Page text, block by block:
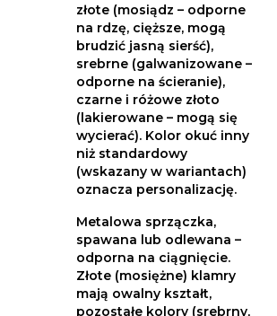
złote (mosiądz – odporne
na rdzę, cięższe, mogą
brudzić jasną sierść),
srebrne (galwanizowane –
odporne na ścieranie),
czarne i różowe złoto
(lakierowane – mogą się
wycierać). Kolor okuć inny
niż standardowy
(wskazany w wariantach)
oznacza personalizację.
Metalowa sprzączka,
spawana lub odlewana –
odporna na ciągnięcie.
Złote (mosiężne) klamry
mają owalny kształt,
pozostałe kolory (srebrny,